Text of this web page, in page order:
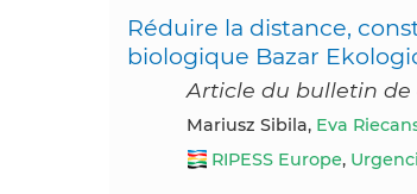
Réduire la distance,
biologique Bazar
Article du bulletin de
Mariusz Sibila, Eva
RIPESS Europe, Urgenci